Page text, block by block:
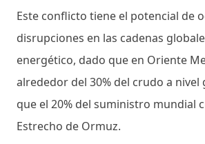
Este conflicto tiene el potencial de
disrupciones en las cadenas
energético, dado que en Oriente
alrededor del 30% del crudo a nivel
que el 20% del suministro mundial
Estrecho de Ormuz.